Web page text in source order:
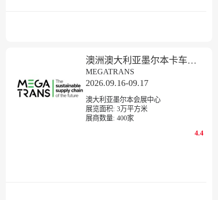
澳洲澳大利亚墨尔本卡车及商用车展览会
MEGATRANS
2026.09.16-09.17
澳大利亚墨尔本会展中心
展览面积: 3万平方米
展商数量: 400家
4.4